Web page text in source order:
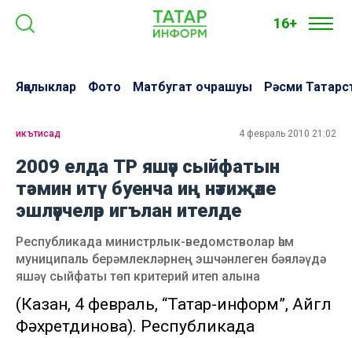
16+
Яңалыклар Фото Матбугат очрашуы Рәсми
икътисад 4 февраль 2010 21:02
2009 елда ТР яшәү сыйфатын
тәэмин итү буенча иң нәтиҗәле
эшләүчеләр игълан ителде
Республикада министрлык-ведомстволар һәм
муниципаль берәмлекләрнең эшчәнлеген бәяләүдә
яшәү сыйфаты төп критерий итеп алына
(Казан, 4 февраль, “Татар-информ”, Айгөл
Фәхретдинова). Республикада